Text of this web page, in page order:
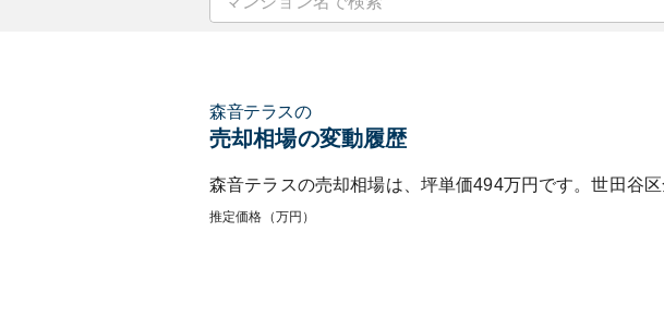
森音テラスの
売却相場の変動履歴
森音テラスの売却相場は、坪単価494万円です。世田谷区
推定価格（万円）